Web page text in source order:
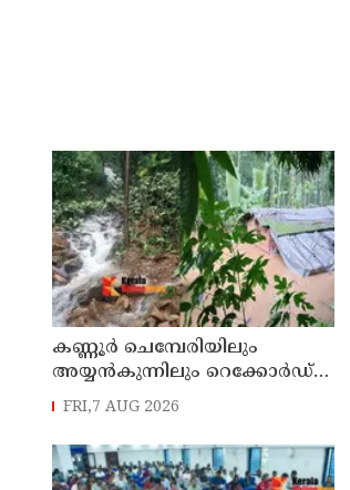
കണ്ണൂർ ചെമ്പേരിയിലും
അയ്യൻകുന്നിലും റെക്കോർഡ്
മഴ ; ഉദയഗിരിയിൽ നേരിയ
ക്യാമ്പിലേക്ക് മാറ്റി
FRI,7 AUG 2026